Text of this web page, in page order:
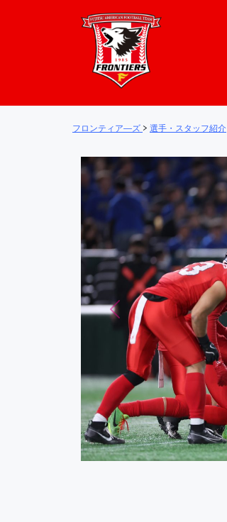
メインナビゲーション
フロンティア―ズ > 選手・スタッフ紹介
Previous